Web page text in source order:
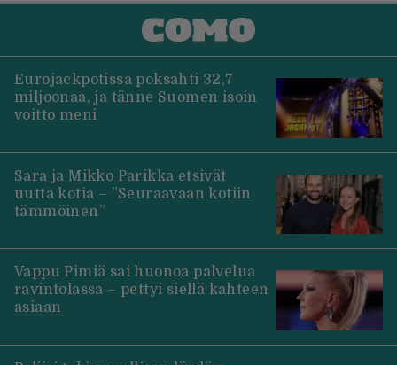
Eurojackpotissa poksahti 32,7
miljoonaa, ja tänne Suomen isoin
voitto meni
Sara ja Mikko Parikka etsivät
uutta kotia – ”Seuraavaan kotiin
tämmöinen”
Vappu Pimiä sai huonoa palvelua
ravintolassa – pettyi siellä kahteen
asiaan